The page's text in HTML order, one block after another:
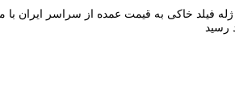
خاکی به قیمت عمده از سراسر ایران با